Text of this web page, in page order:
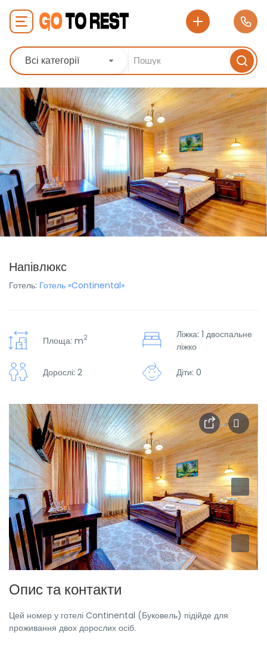
Всі категорії
Напівлюкс
Готель: Готель «Continental»
Площа: m2
Ліжка: 1 двоспальне
ліжко
Дорослі: 2 Діти: 0
Опис та контакти
Цей номер у готелі Continental (Буковель) підійде для
проживання двох дорослих осіб.